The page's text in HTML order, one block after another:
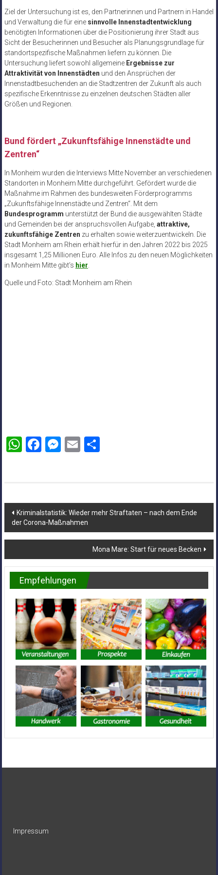
Ziel der Untersuchung ist es, den Partnerinnen und Partnern in Handel
und Verwaltung die für eine sinnvolle Innenstadtentwicklung
benötigten Informationen über die Positionierung ihrer Stadt aus
Sicht der Besucherinnen und Besucher als Planungsgrundlage für
standortspezifische Maßnahmen liefern zu können. Die
Untersuchung liefert sowohl allgemeine Ergebnisse zur
Attraktivität von Innenstädten und den Ansprüchen der
Innenstadtbesuchenden an die Stadtzentren der Zukunft als auch
spezifische Erkenntnisse zu einzelnen deutschen Städten aller
Größen und Regionen.
Bund fördert „Zukunftsfähige Innenstädte und
Zentren“
In Monheim wurden die Interviews Mitte November an verschiedenen
Standorten in Monheim Mitte durchgeführt. Gefördert wurde die
Maßnahme im Rahmen des bundesweiten Förderprogramms
„Zukunftsfähige Innenstädte und Zentren“. Mit dem
Bundesprogramm unterstützt der Bund die ausgewählten Städte
und Gemeinden bei der anspruchsvollen Aufgabe, attraktive,
zukunftsfähige Zentren zu erhalten sowie weiterzuentwickeln. Die
Stadt Monheim am Rhein erhält hierfür in den Jahren 2022 bis 2025
insgesamt 1,25 Millionen Euro. Alle Infos zu den neuen Möglichkeiten
in Monheim Mitte gibt’s hier
Quelle und Foto: Stadt Monheim am Rhein
WhatsApp
Facebook
Messenger
EmailTeilen
Beitragsnavigation
Kriminalstatistik: Wieder mehr Straftaten – nach dem Ende
der Corona-Maßnahmen
Mona Mare: Start für neues Becken
Empfehlungen
Impressum